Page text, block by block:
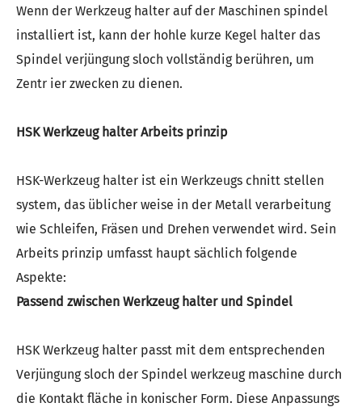
Wenn der Werkzeug halter auf der Maschinen spindel
installiert ist, kann der hohle kurze Kegel halter das
Spindel verjüngung sloch vollständig berühren, um
Zentr ier zwecken zu dienen.
HSK Werkzeug halter Arbeits prinzip
HSK-Werkzeug halter ist ein Werkzeugs chnitt stellen
system, das üblicher weise in der Metall verarbeitung
wie Schleifen, Fräsen und Drehen verwendet wird. Sein
Arbeits prinzip umfasst haupt sächlich folgende
Aspekte:
Passend zwischen Werkzeug halter und Spindel
HSK Werkzeug halter passt mit dem entsprechenden
Verjüngung sloch der Spindel werkzeug maschine durch
die Kontakt fläche in konischer Form. Diese Anpassungs